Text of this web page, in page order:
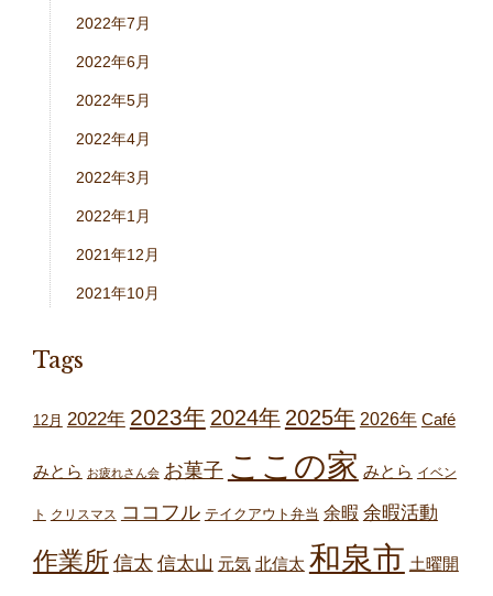
2022年7月
2022年6月
2022年5月
2022年4月
2022年3月
2022年1月
2021年12月
2021年10月
Tags
12月 2022年 2023年 2024年 2025年 2026年 Café
みとら お疲れさん会 お菓子 ここの家 みとら イベン
ト クリスマス ココフル テイクアウト弁当 余暇 余暇活動
作業所 信太 信太山 元気 北信太 和泉市 土曜開